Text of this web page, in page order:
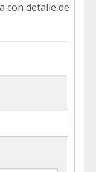
con detalle de